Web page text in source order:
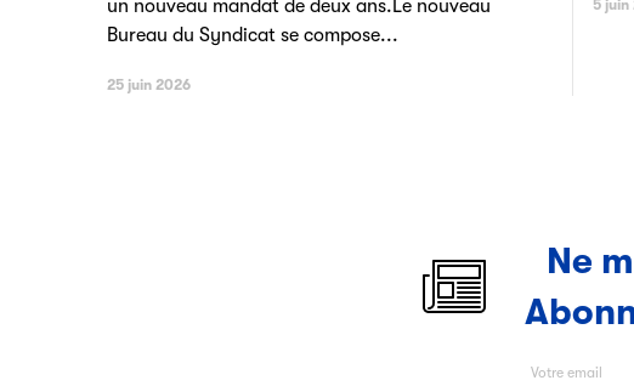
un nouveau mandat de deux ans.Le nouveau
Bureau du Syndicat se compose...
25 juin 2026
5 juin
Ne